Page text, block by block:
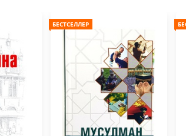
БЕСТСЕЛЛЕР